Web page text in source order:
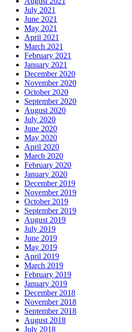
July 2021
June 2021
May 2021
April 2021
March 2021
February 2021
January 2021
December 2020
November 2020
October 2020
September 2020
August 2020
July 2020
June 2020
May 2020
April 2020
March 2020
February 2020
January 2020
December 2019
November 2019
October 2019
September 2019
August 2019
July 2019
June 2019
May 2019
April 2019
March 2019
February 2019
January 2019
December 2018
November 2018
September 2018
August 2018
July 2018